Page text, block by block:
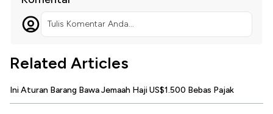
Tulis Komentar Anda...
Related Articles
Ini Aturan Barang Bawa Jemaah Haji US$1.500 Bebas Pajak